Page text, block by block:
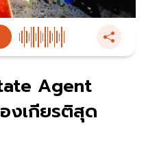
Agent
งเกียรติสุด